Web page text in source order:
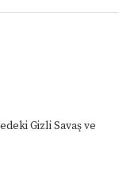
Gizli Savaş ve